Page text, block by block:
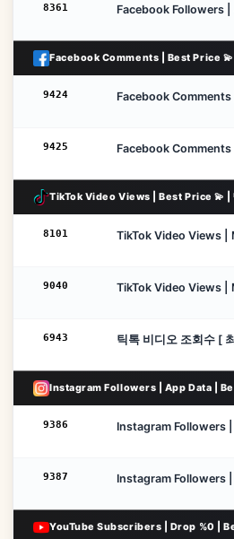
8361 Facebook Followers
Facebook Comments | Best Price 💫
9424 Facebook
9425 Facebook
TikTok Video Views | Best Price 💫 |
8101 TikTok Video Views |
9040 TikTok Video Views |
6943 틱톡 비디오 조회수 [
Instagram Followers | App Data |
9386 Instagram Followers
9387 Instagram Followers
YouTube Subscribers | Drop %0 |